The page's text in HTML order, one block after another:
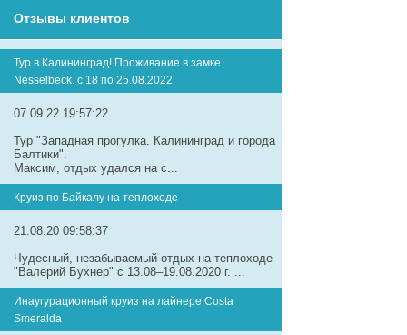
Отзывы клиентов
Тур в Калининград! Проживание в замке
Nesselbeck. с 18 по 25.08.2022
07.09.22 19:57:22
Тур "Западная прогулка. Калининград и города
Балтики".
Максим, отдых удался на с...
Круиз по Байкалу на теплоходе
21.08.20 09:58:37
Чудесный, незабываемый отдых на теплоходе
"Валерий Бухнер" с 13.08–19.08.2020 г. ...
Инаугурационный круиз на лайнере Сosta
Smeralda